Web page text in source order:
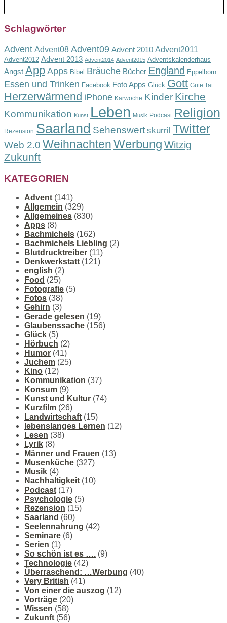
Schlagwörter
Advent Advent08 Advent09 Advent 2010 Advent2011
Advent2012 Advent 2013 Advent2014 Advent2015 Adventskalenderhaus
Angst App Apps Bibel Bräuche Bücher England Eppelborn
Essen und Trinken Facebook Foto Apps Glück Gott Gute Tat
Herzerwärmend iPhone Karwoche Kinder Kirche
Kommunikation Kunst Leben Musik Podcast Religion
Rezension Saarland Sehenswert skurril Twitter
Web 2.0 WeihnachtenWerbung Witzig
Zukunft
KATEGORIEN
Advent (141)
Allgemein (329)
Allgemeines (830)
Apps (8)
Bachmichels (162)
Bachmichels Liebling (2)
Blutdrucktreiber (11)
Denkwerkstatt (121)
english (2)
Food (25)
Fotografie (5)
Fotos (38)
Gehirn (3)
Gerade gelesen (19)
Glaubenssache (156)
Glück (5)
Hörbuch (2)
Humor (41)
Juchem (25)
Kino (12)
Kommunikation (37)
Konsum (9)
Kunst und Kultur (74)
Kurzfilm (26)
Landwirtschaft (15)
lebenslanges Lernen (12)
Lesen (38)
Lyrik (8)
Männer und Frauen (13)
Musenküche (327)
Musik (4)
Nachhaltigkeit (10)
Podcast (17)
Psychologie (5)
Rezension (15)
Saarland (60)
Seelennahrung (42)
Seminare (6)
Serien (1)
So schön ist es …. (9)
Technologie (42)
Überraschend: …Werbung (40)
Very British (41)
Von einer die auszog (12)
Vorträge (20)
Wissen (58)
Zukunft (56)